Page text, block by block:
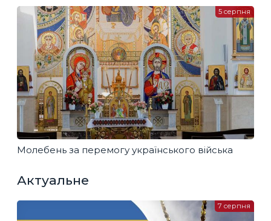
Молебень за перемогу українського війська
5 серпня
Актуальне
7 серпня